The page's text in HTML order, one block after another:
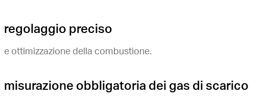
regolaggio preciso
e ottimizzazione della combustione.
misurazione obbligatoria dei gas di scarico